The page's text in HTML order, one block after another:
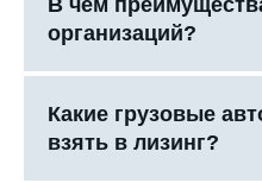
организаций?
Какие грузовые
взять в лизинг?